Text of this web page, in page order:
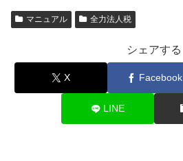
マニュアル 全力法人税
シェアする
X Facebook
LINE